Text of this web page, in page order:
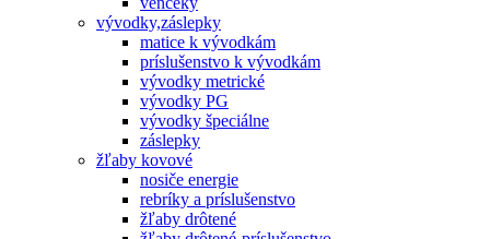
vývodky,záslepky
matice k vývodkám
príslušenstvo k vývodkám
vývodky metrické
vývodky PG
vývodky špeciálne
záslepky
žľaby kovové
nosiče energie
rebríky a príslušenstvo
žľaby drôtené